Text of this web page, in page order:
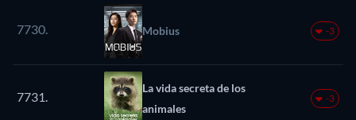
7730. Mobius -3
7731.
La vida secreta de los
animales
-3